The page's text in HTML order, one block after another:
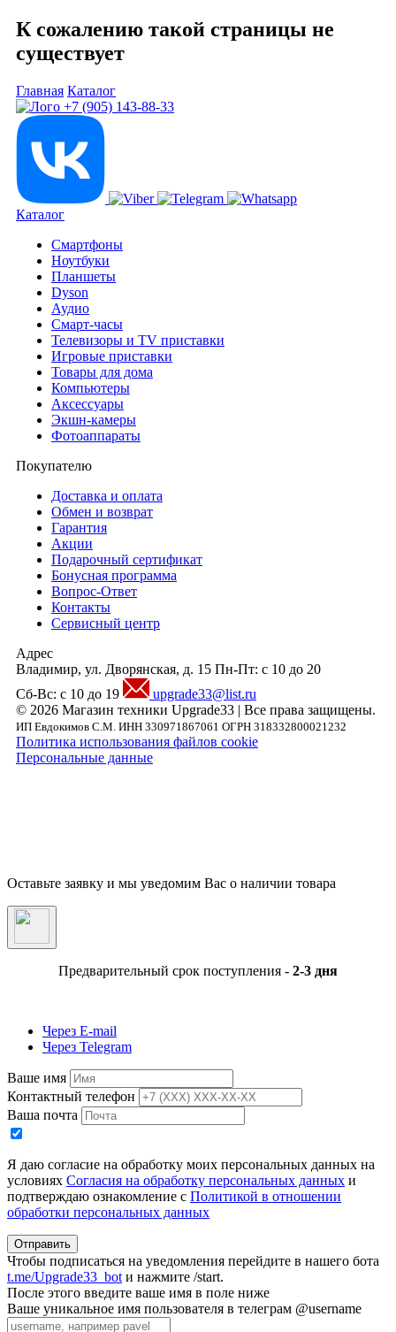
К сожалению такой страницы не
существует
Главная Каталог
+7 (905) 143-88-33
Каталог
Смартфоны
Ноутбуки
Планшеты
Dyson
Аудио
Смарт-часы
Телевизоры и TV приставки
Игровые приставки
Товары для дома
Компьютеры
Аксесcуары
Экшн-камеры
Фотоаппараты
Покупателю
Доставка и оплата
Обмен и возврат
Гарантия
Акции
Подарочный сертификат
Бонусная программа
Вопрос-Ответ
Контакты
Сервисный центр
Адрес
Владимир, ул. Дворянская, д. 15 Пн-Пт: с 10 до 20
Сб-Вс: с 10 до 19
upgrade33@list.ru
© 2026 Магазин техники Upgrade33 | Все права защищены.
ИП Евдокимов С.М. ИНН 330971867061 ОГРН 318332800021232
Политика использования файлов cookie
Персональные данные
Оставьте заявку и мы уведомим Вас о наличии товара
Предварительный срок поступления - 2-3 дня
Через E-mail
Через Telegram
Ваше имя
Контактный телефон
Ваша почта
Я даю согласие на обработку моих персональных данных на
условиях Согласия на обработку персональных данных и
подтверждаю ознакомление с Политикой в отношении
обработки персональных данных
Отправить
Чтобы подписаться на уведомления перейдите в нашего бота
t.me/Upgrade33_bot и нажмите /start.
После этого введите ваше имя в поле ниже
Ваше уникальное имя пользователя в телеграм @username